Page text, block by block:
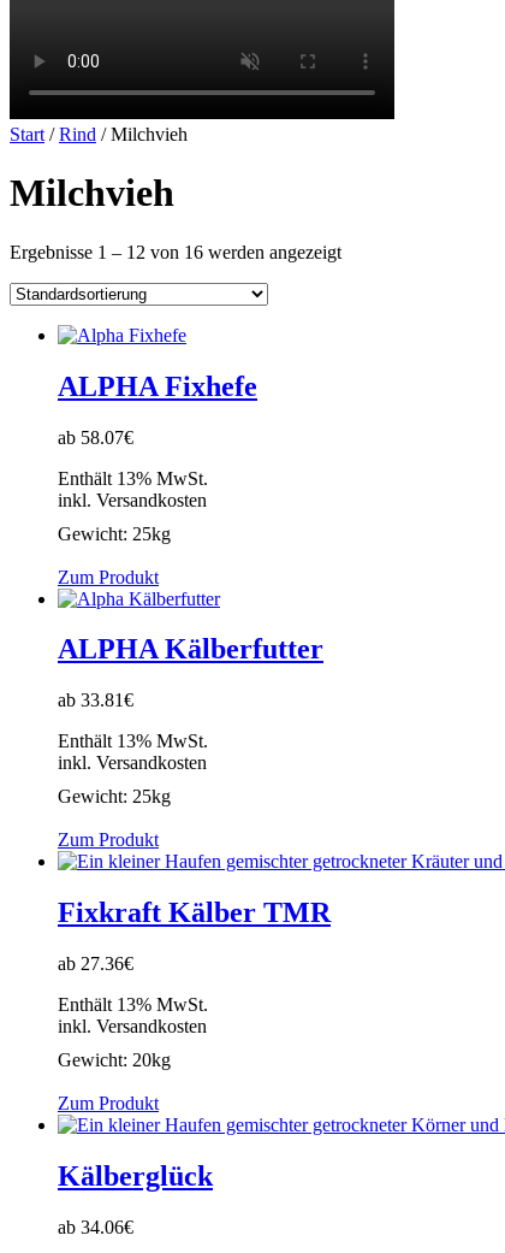
Start /Rind / Milchvieh
Milchvieh
Ergebnisse 1 – 12 von 16 werden angezeigt
ALPHA Fixhefe
ab 58.07€
Enthält 13% MwSt.
inkl. Versandkosten
Gewicht: 25kg
Zum Produkt
ALPHA Kälberfutter
ab 33.81€
Enthält 13% MwSt.
inkl. Versandkosten
Gewicht: 25kg
Zum Produkt
Fixkraft Kälber TMR
ab 27.36€
Enthält 13% MwSt.
inkl. Versandkosten
Gewicht: 20kg
Zum Produkt
Kälberglück
ab 34.06€